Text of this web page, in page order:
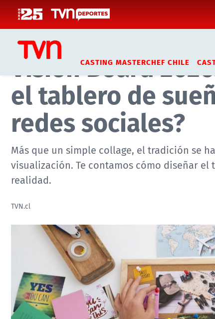
CASTING MASTERCHEF CHILE
Inicio Noticias
Vision Board
el tablero de
redes sociales?
Más que un simple collage, el tradición se
visualización. Te contamos cómo diseñar
realidad.
TVN.cl